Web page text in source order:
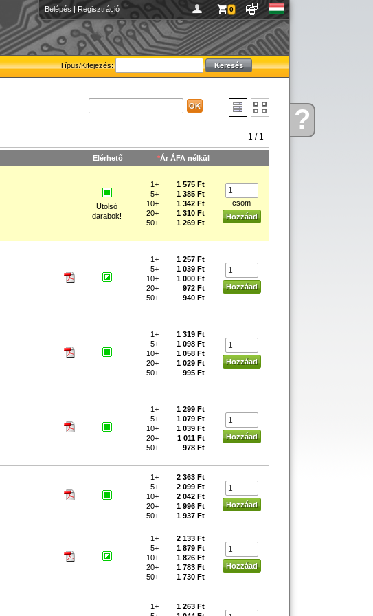
Kérdése
van
?
Belépés | Regisztráció 0
Típus/Kifejezés:
1 / 1
Elérhető *Ár ÁFA nélkül
Utolsó
darabok!
1+
1 575 Ft
5+
1 385 Ft
10+
1 342 Ft
20+
1 310 Ft
50+
1 269 Ft
csom
1+
1 257 Ft
5+
1 039 Ft
10+
1 000 Ft
20+
972 Ft
50+
940 Ft
1+
1 319 Ft
5+
1 098 Ft
10+
1 058 Ft
20+
1 029 Ft
50+
995 Ft
1+
1 299 Ft
5+
1 079 Ft
10+
1 039 Ft
20+
1 011 Ft
50+
978 Ft
1+
2 363 Ft
5+
2 099 Ft
10+
2 042 Ft
20+
1 996 Ft
50+
1 937 Ft
1+
2 133 Ft
5+
1 879 Ft
10+
1 826 Ft
20+
1 783 Ft
50+
1 730 Ft
1+
1 263 Ft